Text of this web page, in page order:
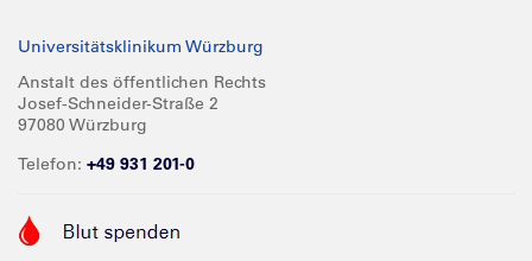
Forschung
Karriere
Glossar
Spenden
Anreise
Compliance
Impressum
Barrierefreiheit
Universitätsklinikum Würzburg
Anstalt des öffentlichen Rechts
Josef-Schneider-Straße 2
97080 Würzburg
Telefon: +49 931 201-0